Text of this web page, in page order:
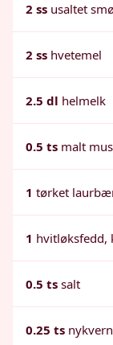
2 ss usaltet
2 ss hvetemel
2.5 dl helmelk
0.5 ts malt
1 tørket
1 hvitløksfedd,
0.5 ts salt
0.25 ts